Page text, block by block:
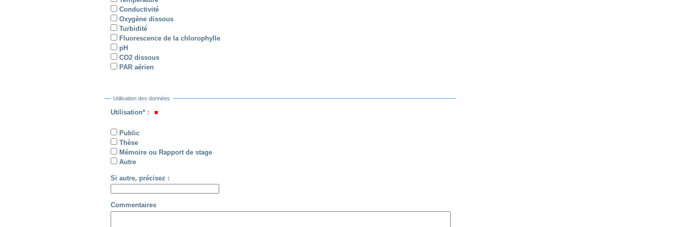
Conductivité
Oxygène dissous
Turbidité
Fluorescence de la chlorophylle
pH
CO2 dissous
PAR aérien
Utilisation des données
Utilisation* :
Public
Thèse
Mémoire ou Rapport de stage
Autre
Si autre, précisez :
Commentaires